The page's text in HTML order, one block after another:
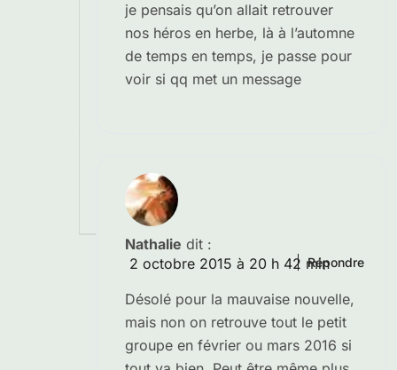
je pensais qu’on allait retrouver
nos héros en herbe, là à l’automne
de temps en temps, je passe pour
voir si qq met un message
Nathalie dit :
2 octobre 2015 à 20 h 42 min
Désolé pour la mauvaise nouvelle,
mais non on retrouve tout le petit
groupe en février ou mars 2016 si
Répondre